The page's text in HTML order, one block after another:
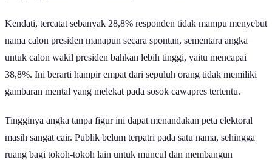
Kendati, tercatat sebanyak 28,8% responden tidak mampu menyebut
nama calon presiden manapun secara spontan, sementara angka
untuk calon wakil presiden bahkan lebih tinggi, yaitu mencapai
38,8%. Ini berarti hampir empat dari sepuluh orang tidak memiliki
gambaran mental yang melekat pada sosok cawapres tertentu.
Tingginya angka tanpa figur ini dapat menandakan peta elektoral
masih sangat cair. Publik belum terpatri pada satu nama, sehingga
ruang bagi tokoh-tokoh lain untuk muncul dan membangun